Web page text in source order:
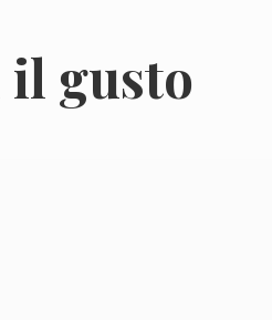
il gusto